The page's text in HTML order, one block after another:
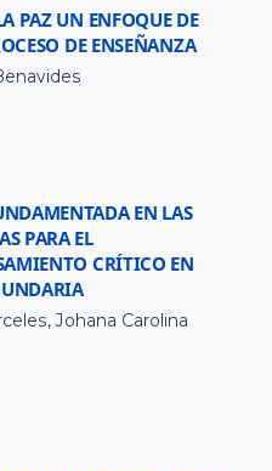
PAZ UN ENFOQUE DE
DE ENSEÑANZA
EN LAS
PARA EL
CRÍTICO EN
Johana Carolina